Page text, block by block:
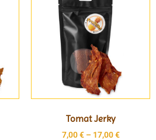
Tomat Jerky
7,00€ – 17,00€